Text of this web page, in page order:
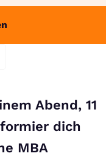
Abend, 11
dich
MBA